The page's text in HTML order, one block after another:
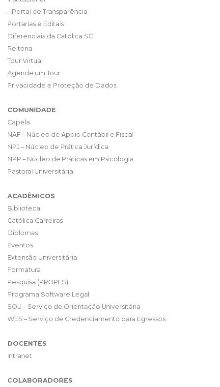
– Portal de Transparência
Portarias e Editais
Diferenciais da Católica SC
Reitoria
Tour Virtual
Agende um Tour
Privacidade e Proteção de Dados
COMUNIDADE
Capela
NAF – Núcleo de Apoio Contábil e Fiscal
NPJ – Núcleo de Prática Jurídica
NPP – Núcleo de Práticas em Psicologia
Pastoral Universitária
ACADÊMICOS
Biblioteca
Católica Carreiras
Diplomas
Eventos
Extensão Universitária
Formatura
Pesquisa (PROPES)
Programa Software Legal
SOU – Serviço de Orientação Universitária
WES – Serviço de Credenciamento para Egressos
DOCENTES
Intranet
COLABORADORES